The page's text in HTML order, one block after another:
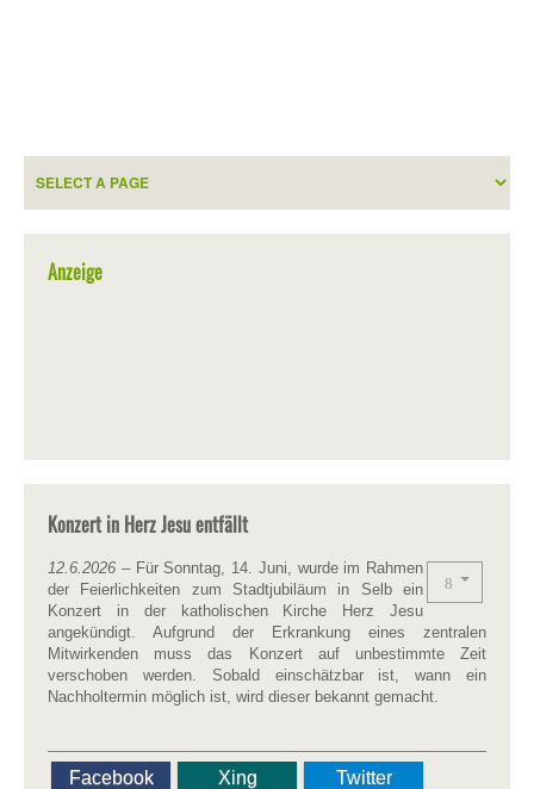
Anzeige
Konzert in Herz Jesu entfällt
12.6.2026 – Für Sonntag, 14. Juni, wurde im Rahmen
der Feierlichkeiten zum Stadtjubiläum in Selb ein
Konzert in der katholischen Kirche Herz Jesu
angekündigt. Aufgrund der Erkrankung eines zentralen
Mitwirkenden muss das Konzert auf unbestimmte Zeit
verschoben werden. Sobald einschätzbar ist, wann ein
Nachholtermin möglich ist, wird dieser bekannt gemacht.
Facebook Xing
Twitter